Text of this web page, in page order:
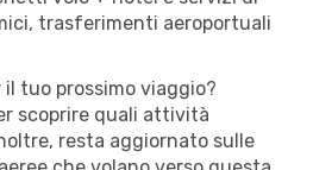
trasferimenti aeroportuali
tuo prossimo viaggio?
scoprire quali attività
resta aggiornato sulle